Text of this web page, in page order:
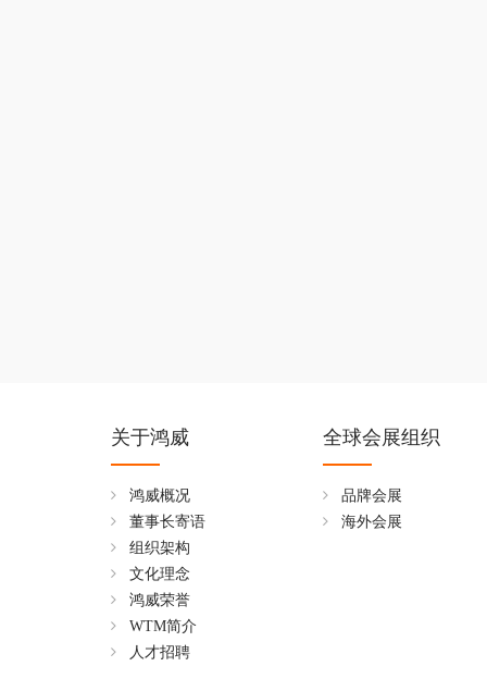
关于鸿威
鸿威概况
董事长寄语
组织架构
文化理念
鸿威荣誉
WTM简介
人才招聘
全球会展组织
品牌会展
海外会展